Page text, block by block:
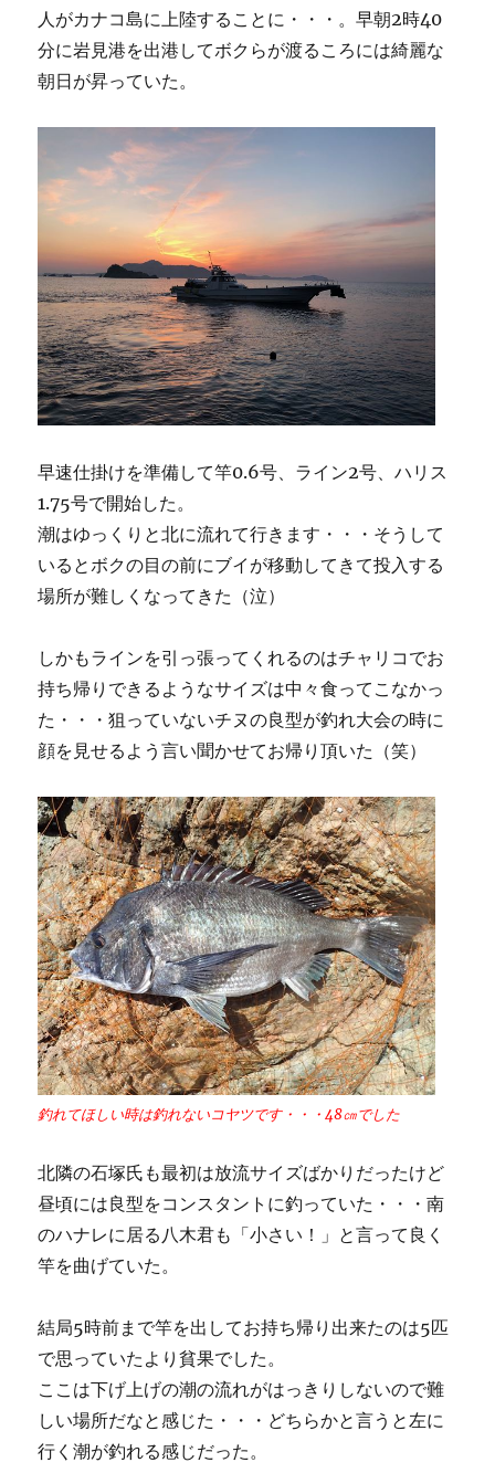
人がカナコ島に上陸することに・・・。早朝2時40
分に岩見港を出港してボクらが渡るころには綺麗な
朝日が昇っていた。
早速仕掛けを準備して竿0.6号、ライン2号、ハリス
1.75号で開始した。
潮はゆっくりと北に流れて行きます・・・そうして
いるとボクの目の前にブイが移動してきて投入する
場所が難しくなってきた（泣）
しかもラインを引っ張ってくれるのはチャリコでお
持ち帰りできるようなサイズは中々食ってこなかっ
た・・・狙っていないチヌの良型が釣れ大会の時に
顔を見せるよう言い聞かせてお帰り頂いた（笑）
釣れてほしい時は釣れないコヤツです・・・48㎝でした
北隣の石塚氏も最初は放流サイズばかりだったけど
昼頃には良型をコンスタントに釣っていた・・・南
のハナレに居る八木君も「小さい！」と言って良く
竿を曲げていた。
結局5時前まで竿を出してお持ち帰り出来たのは5匹
で思っていたより貧果でした。
ここは下げ上げの潮の流れがはっきりしないので難
しい場所だなと感じた・・・どちらかと言うと左に
行く潮が釣れる感じだった。